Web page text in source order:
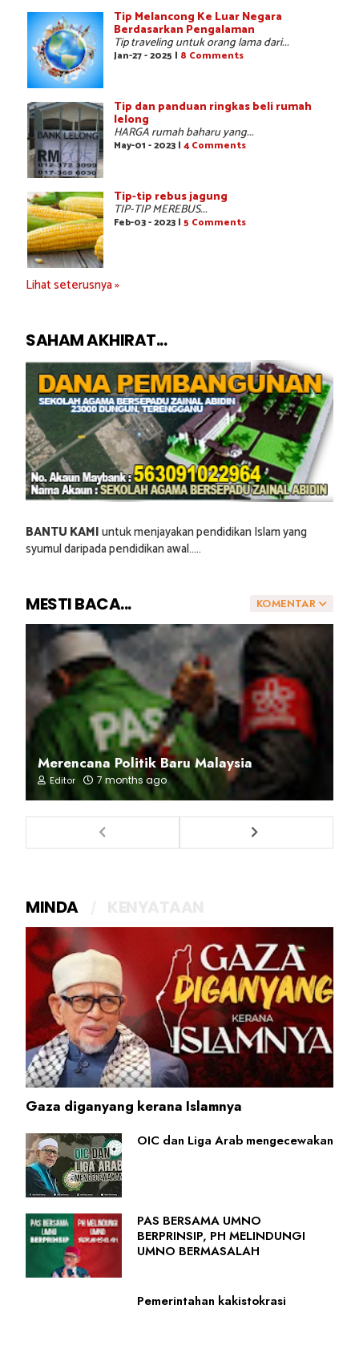
Tip Melancong Ke Luar Negara
Berdasarkan Pengalaman
Tip traveling untuk orang lama dari...
Jan-27 - 2025 | 8 Comments
Tip dan panduan ringkas beli rumah
lelong
HARGA rumah baharu yang...
May-01 - 2023 | 4 Comments
Tip-tip rebus jagung
TIP-TIP MEREBUS...
Feb-03 - 2023 | 5 Comments
Lihat seterusnya »
SAHAM AKHIRAT...
BANTU KAMIuntuk menjayakan pendidikan Islam yang
syumul daripada pendidikan awal.....
KOMENTAR
MESTI BACA...
Merencana Politik Baru Malaysia
Editor 7 months ago
MINDA
Gaza diganyang kerana Islamnya
OIC dan Liga Arab mengecewakan
PAS BERSAMA UMNO
BERPRINSIP, PH MELINDUNGI
UMNO BERMASALAH
Pemerintahan kakistokrasi